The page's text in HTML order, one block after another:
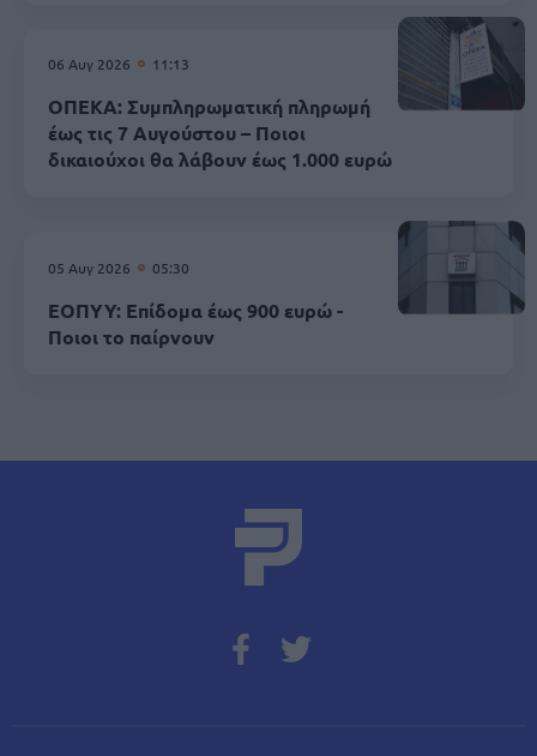
06 Αυγ 2026 11:13
ΟΠΕΚΑ: Συμπληρωματική πληρωμή
έως τις 7 Αυγούστου – Ποιοι
δικαιούχοι θα λάβουν έως 1.000 ευρώ
05 Αυγ 2026 05:30
ΕΟΠΥΥ: Επίδομα έως 900 ευρώ -
Ποιοι το παίρνουν